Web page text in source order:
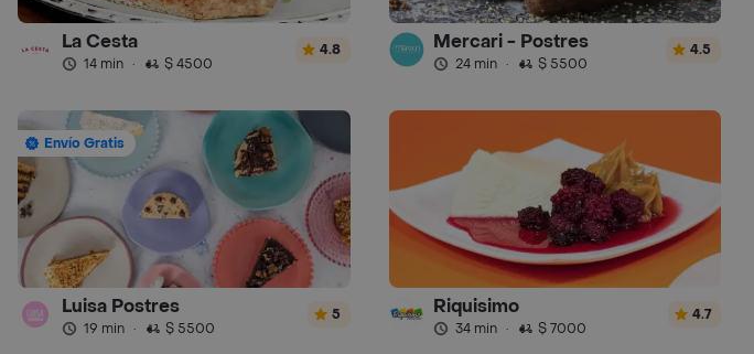
La Cesta
14 min · $ 4500
4.8 Mercari - Postres
24 min · $ 5500
4.5
Envío Gratis
Luisa Postres
19 min · $ 5500
5 Riquisimo
34 min · $ 7000
4.7